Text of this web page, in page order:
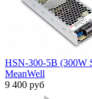
HSN-300-5B (300W
MeanWell
9 400 руб